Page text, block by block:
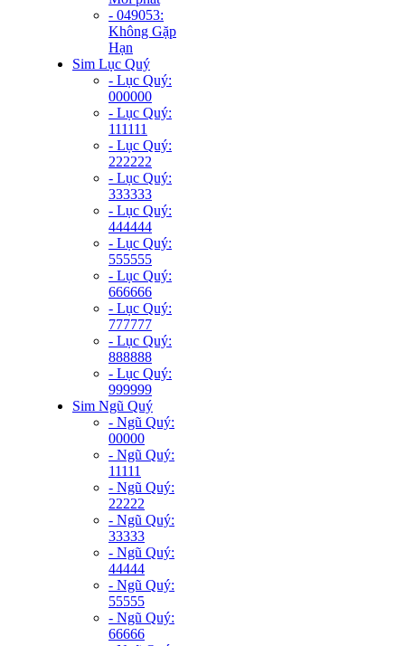
- 049053:
Không Gặp
Hạn
Sim Lục Quý
- Lục Quý:
000000
- Lục Quý:
111111
- Lục Quý:
222222
- Lục Quý:
333333
- Lục Quý:
444444
- Lục Quý:
555555
- Lục Quý:
666666
- Lục Quý:
777777
- Lục Quý:
888888
- Lục Quý:
999999
Sim Ngũ Quý
- Ngũ Quý:
00000
- Ngũ Quý:
11111
- Ngũ Quý:
22222
- Ngũ Quý:
33333
- Ngũ Quý:
44444
- Ngũ Quý:
55555
- Ngũ Quý:
66666